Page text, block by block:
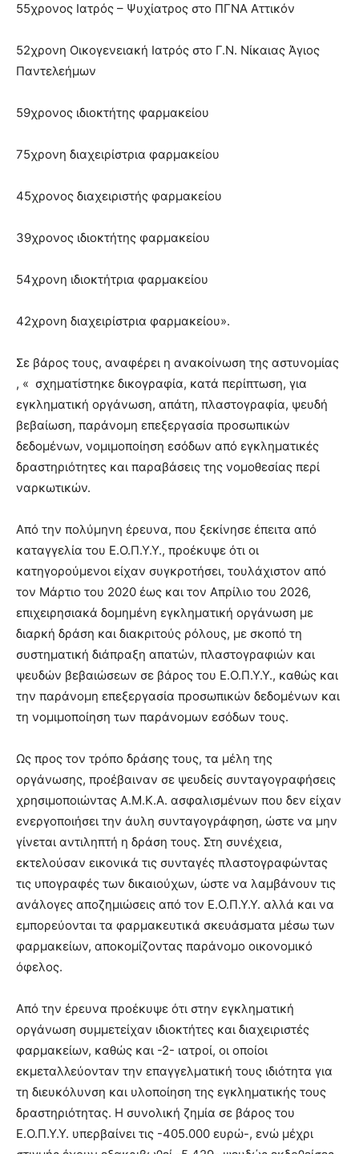
55χρονος Ιατρός – Ψυχίατρος στο ΠΓΝΑ Αττικόν
52χρονη Οικογενειακή Ιατρός στο Γ.Ν. Νίκαιας Άγιος
Παντελεήμων
59χρονος ιδιοκτήτης φαρμακείου
75χρονη διαχειρίστρια φαρμακείου
45χρονος διαχειριστής φαρμακείου
39χρονος ιδιοκτήτης φαρμακείου
54χρονη ιδιοκτήτρια φαρμακείου
42χρονη διαχειρίστρια φαρμακείου».
Σε βάρος τους, αναφέρει η ανακοίνωση της αστυνομίας
, « σχηματίστηκε δικογραφία, κατά περίπτωση, για
εγκληματική οργάνωση, απάτη, πλαστογραφία, ψευδή
βεβαίωση, παράνομη επεξεργασία προσωπικών
δεδομένων, νομιμοποίηση εσόδων από εγκληματικές
δραστηριότητες και παραβάσεις της νομοθεσίας περί
ναρκωτικών.
Από την πολύμηνη έρευνα, που ξεκίνησε έπειτα από
καταγγελία του Ε.Ο.Π.Υ.Υ., προέκυψε ότι οι
κατηγορούμενοι είχαν συγκροτήσει, τουλάχιστον από
τον Μάρτιο του 2020 έως και τον Απρίλιο του 2026,
επιχειρησιακά δομημένη εγκληματική οργάνωση με
διαρκή δράση και διακριτούς ρόλους, με σκοπό τη
συστηματική διάπραξη απατών, πλαστογραφιών και
ψευδών βεβαιώσεων σε βάρος του Ε.Ο.Π.Υ.Υ., καθώς και
την παράνομη επεξεργασία προσωπικών δεδομένων και
τη νομιμοποίηση των παράνομων εσόδων τους.
Ως προς τον τρόπο δράσης τους, τα μέλη της
οργάνωσης, προέβαιναν σε ψευδείς συνταγογραφήσεις
χρησιμοποιώντας Α.Μ.Κ.Α. ασφαλισμένων που δεν είχαν
ενεργοποιήσει την άυλη συνταγογράφηση, ώστε να μην
γίνεται αντιληπτή η δράση τους. Στη συνέχεια,
εκτελούσαν εικονικά τις συνταγές πλαστογραφώντας
τις υπογραφές των δικαιούχων, ώστε να λαμβάνουν τις
ανάλογες αποζημιώσεις από τον Ε.Ο.Π.Υ.Υ. αλλά και να
εμπορεύονται τα φαρμακευτικά σκευάσματα μέσω των
φαρμακείων, αποκομίζοντας παράνομο οικονομικό
όφελος.
Από την έρευνα προέκυψε ότι στην εγκληματική
οργάνωση συμμετείχαν ιδιοκτήτες και διαχειριστές
φαρμακείων, καθώς και -2- ιατροί, οι οποίοι
εκμεταλλεύονταν την επαγγελματική τους ιδιότητα για
τη διευκόλυνση και υλοποίηση της εγκληματικής τους
δραστηριότητας. Η συνολική ζημία σε βάρος του
Ε.Ο.Π.Υ.Υ. υπερβαίνει τις -405.000 ευρώ-, ενώ μέχρι